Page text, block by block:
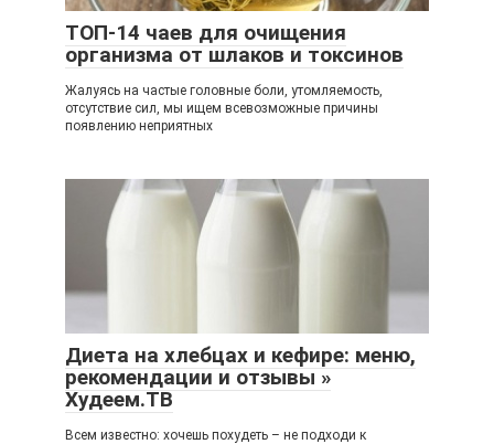
ТОП-14 чаев для очищения
организма от шлаков и токсинов
Жалуясь на частые головные боли, утомляемость,
отсутствие сил, мы ищем всевозможные причины
появлению неприятных
Диета на хлебцах и кефире: меню,
рекомендации и отзывы »
Худеем.ТВ
Всем известно: хочешь похудеть – не подходи к